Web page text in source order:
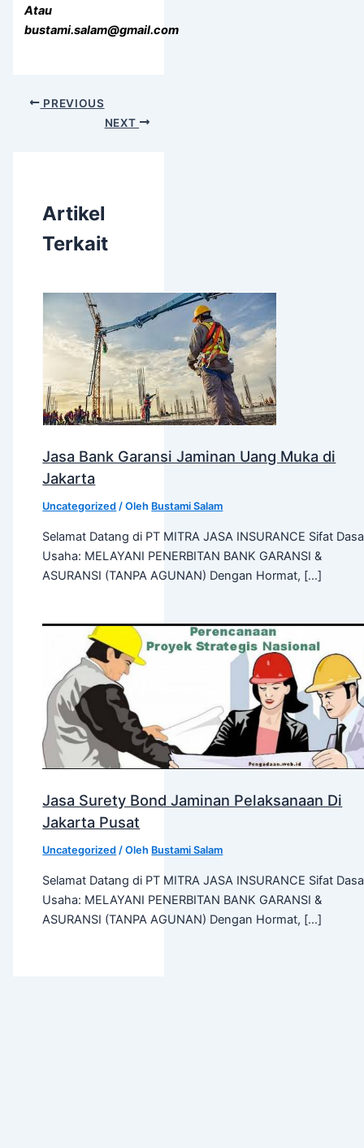
Atau
bustami.salam@gmail.com
PREVIOUS
NEXT
Artikel
Terkait
Jasa Bank Garansi Jaminan Uang Muka di
Jakarta
Uncategorized / Oleh Bustami Salam
Selamat Datang di PT MITRA JASA INSURANCE Sifat
Usaha: MELAYANI PENERBITAN BANK GARANSI &
ASURANSI (TANPA AGUNAN) Dengan Hormat, […]
Jasa Surety Bond Jaminan Pelaksanaan Di
Jakarta Pusat
Uncategorized / Oleh Bustami Salam
Selamat Datang di PT MITRA JASA INSURANCE Sifat
Usaha: MELAYANI PENERBITAN BANK GARANSI &
ASURANSI (TANPA AGUNAN) Dengan Hormat, […]